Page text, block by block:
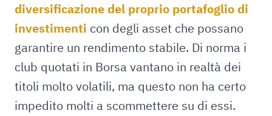
diversificazione del proprio portafoglio di
investimenti con degli asset che possano
garantire un rendimento stabile. Di norma i
club quotati in Borsa vantano in realtà dei
titoli molto volatili, ma questo non ha certo
impedito molti a scommettere su di essi.